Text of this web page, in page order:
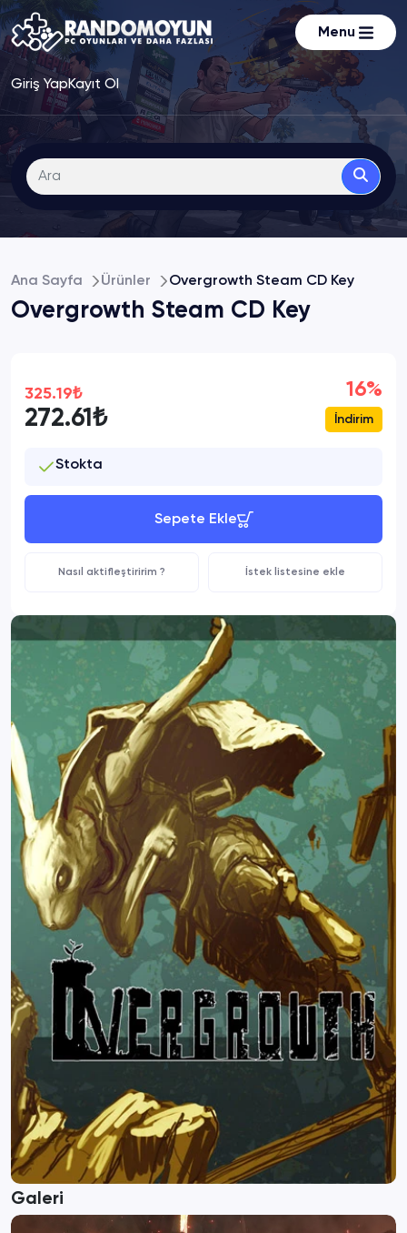
Menu
Giriş YapKayıt Ol
Ana Sayfa Ürünler Overgrowth Steam CD Key
Overgrowth Steam CD Key
Galeri
325.19₺
272.61₺
16%
İndirim
Stokta
Sepete Ekle
Nasıl aktifleştiririm ? İstek listesine ekle